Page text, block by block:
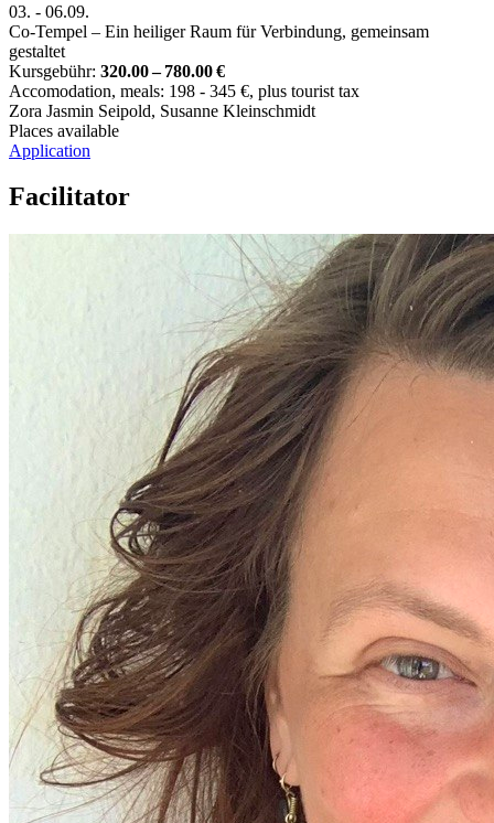
03. - 06.09.
Co-Tempel – Ein heiliger Raum für Verbindung, gemeinsam
gestaltet
Kursgebühr: 320.00 – 780.00 €
Accomodation, meals: 198 - 345 €, plus tourist tax
Zora Jasmin Seipold, Susanne Kleinschmidt
Places available
Application
Facilitator